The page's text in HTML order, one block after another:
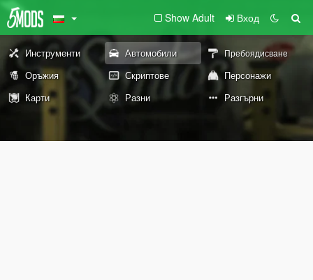
Show Adult Вход
Инструменти Автомобили Пребоядисване
Оръжия Скриптове
Персонажи
Карти
Разни Разгърни